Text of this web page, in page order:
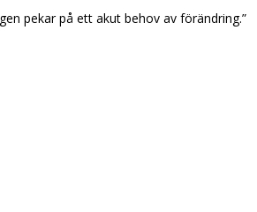
pekar på ett akut behov av förändring.”